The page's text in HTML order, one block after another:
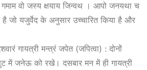
गमाम वो जस्य क्षयाय जिन्वथ । आपो जनयथा च
जो यजुर्वेद के अनुसार उच्चारित किया है और
गायत्री मन्त्रं जपेत (जपित्वा) : दोनों
में जनेऊ को रखे। दसबार मन में ही गायत्री